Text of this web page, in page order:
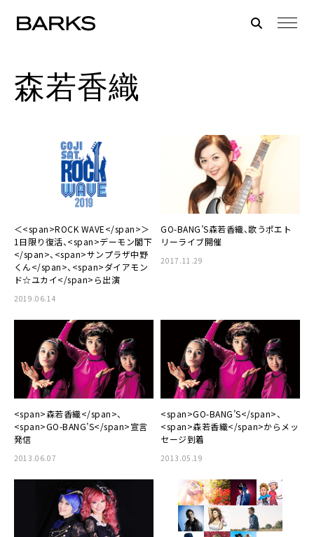
森若香織
＜<span>ROCK WAVE</span>＞
1日限り復活、<span>デーモン閣下
</span>、<span>サンプラザ中野
くん</span>、<span>ダイアモン
ド☆ユカイ</span>ら出演
2019.06.14
GO-BANG’S森若香織、歌うポエト
リーライブ開催
2017.11.29
<span>森若香織</span>、
<span>GO-BANG’S</span>宣言
発信
2013.06.07
<span>GO-BANG’S</span>、
<span>森若香織</span>からメッ
セージ到着
2013.05.19